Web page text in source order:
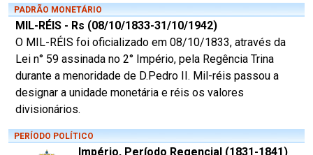
PADRÃO MONETÁRIO
MIL-RÉIS - Rs (08/10/1833-31/10/1942)
O MIL-RÉIS foi oficializado em 08/10/1833, através da
Lei n° 59 assinada no 2° Império, pela Regência Trina
durante a menoridade de D.Pedro II. Mil-réis passou a
designar a unidade monetária e réis os valores
divisionários.
PERÍODO POLÍTICO
Império, Período Regencial (1831-1841)